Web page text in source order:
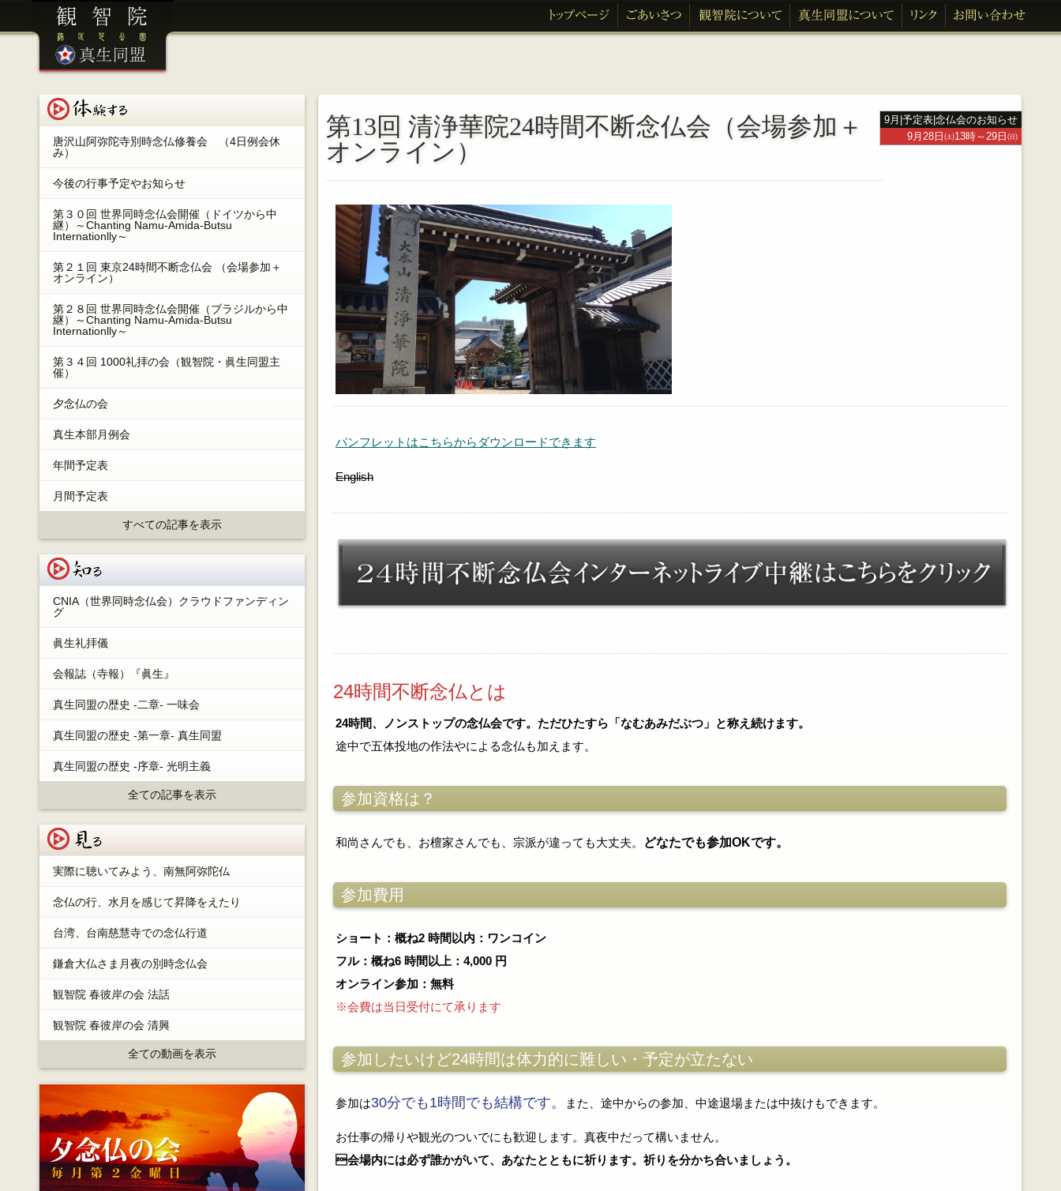
第13回 清浄華院24時間不断念仏会（会場参加＋
オンライン）
9月 予定表 念仏会のお知らせ
9月28日㈯13時～29日㈰
パンフレットはこちらからダウンロードできます
English
24時間不断念仏とは
24時間、ノンストップの念仏会です。ただひたすら「なむあみだぶつ」と称え続けます。
途中で五体投地の作法やによる念仏も加えます。
参加資格は？
和尚さんでも、お檀家さんでも、宗派が違っても大丈夫。 どなたでも参加OKです。
参加費用
ショート：概ね2 時間以内：ワンコイン
フル：概ね6 時間以上：4,000 円
オンライン参加：無料
※会費は当日受付にて承ります
参加したいけど24時間は体力的に難しい・予定が立たない
参加は30分でも1時間でも結構です。 また、途中からの参加、中途退場または中抜けもできます。
お仕事の帰りや観光のついでにも歓迎します。真夜中だって構いません。
会場内には必ず誰かがいて、あなたとともに祈ります。祈りを分かち合いましょう。
唐沢山阿弥陀寺別時念仏修養会 （4日例会休
み）
今後の行事予定やお知らせ
第３０回 世界同時念仏会開催（ドイツから中
継）～Chanting Namu-Amida-Butsu
Internationlly～
第２１回 東京24時間不断念仏会 （会場参加＋
オンライン）
第２８回 世界同時念仏会開催（ブラジルから中
継）～Chanting Namu-Amida-Butsu
Internationlly～
第３４回 1000礼拝の会（観智院・眞生同盟主
催）
夕念仏の会
真生本部月例会
年間予定表
月間予定表
すべての記事を表示
CNIA（世界同時念仏会）クラウドファンディン
グ
眞生礼拝儀
会報誌（寺報）『眞生』
真生同盟の歴史 -二章- 一味会
真生同盟の歴史 -第一章- 真生同盟
真生同盟の歴史 -序章- 光明主義
全ての記事を表示
実際に聴いてみよう、南無阿弥陀仏
念仏の行、水月を感じて昇降をえたり
台湾、台南慈慧寺での念仏行道
鎌倉大仏さま月夜の別時念仏会
観智院 春彼岸の会 法話
観智院 春彼岸の会 清興
全ての動画を表示